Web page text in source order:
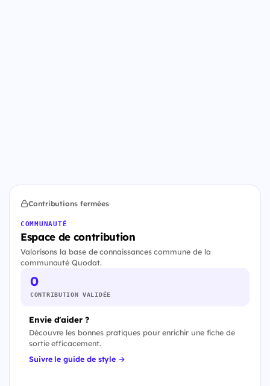
Contributions fermées
COMMUNAUTÉ
Espace de contribution
Valorisons la base de connaissances commune de la
communauté Quodat.
0
CONTRIBUTION VALIDÉE
Envie d'aider ?
Découvre les bonnes pratiques pour enrichir une fiche de
sortie efficacement.
Suivre le guide de style →